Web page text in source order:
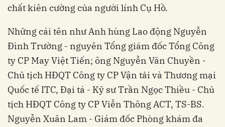
chất kiên cường của người lính Cụ Hồ.
Những cái tên như Anh hùng Lao động Nguyễn
Đình Trường - nguyên Tổng giám đốc Tổng Công
ty CP May Việt Tiến; ông Nguyễn Văn Chuyền -
Chủ tịch HĐQT Công ty CP Vận tải và Thương mại
Quốc tế ITC, Đại tá - Kỹ sư Trần Ngọc Thiều - Chủ
tịch HĐQT Công ty CP Viễn Thông ACT, TS-BS.
Nguyễn Xuân Lam - Giám đốc Phòng khám đa